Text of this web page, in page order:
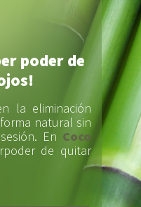
poder de
la eliminación
natural sin
En Coco
de quitar